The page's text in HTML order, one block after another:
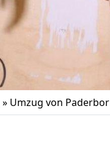
» Umzug von